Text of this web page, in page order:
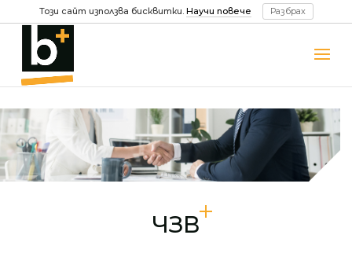
ЧЗВ
Този сайт използва бисквитки. Научи повече Разбрах